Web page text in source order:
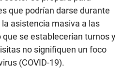
que podrían darse durante
asistencia masiva a las
que se establecerían turnos y
no signifiquen un foco
(COVID-19).